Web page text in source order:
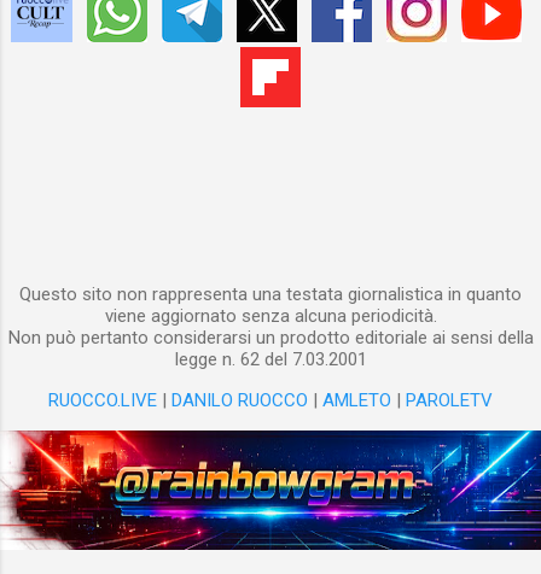
Cinquanta), nel quale una serie di
associazioni di omosessuali e lesbiche si
batterono per migliorare le condizioni di vita
delle persone LGBT negli USA, all’epoca per
Questo sito non rappresenta una testata giornalistica in quanto
viene aggiornato senza alcuna periodicità.
Non può pertanto considerarsi un prodotto editoriale ai sensi della
legge n. 62 del 7.03.2001
RUOCCO.LIVE | DANILO RUOCCO | AMLETO | PAROLETV